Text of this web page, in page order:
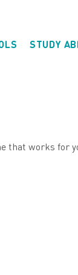
STUDY
that works for